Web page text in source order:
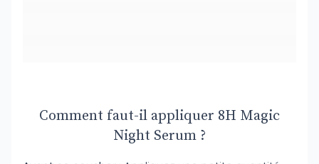
Comment faut-il appliquer 8H Magic
Night Serum ?